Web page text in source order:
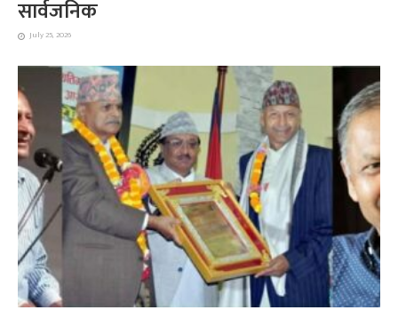
सार्वजनिक
July 25, 2026